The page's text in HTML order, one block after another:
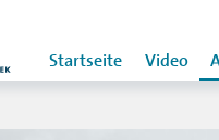
Startseite Video